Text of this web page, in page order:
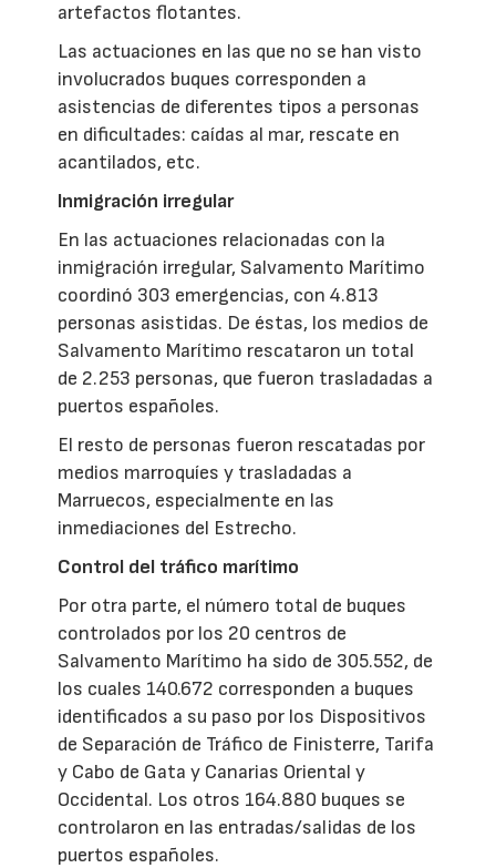
artefactos flotantes.
Las actuaciones en las que no se han visto
involucrados buques corresponden a
asistencias de diferentes tipos a personas
en dificultades: caídas al mar, rescate en
acantilados, etc.
Inmigración irregular
En las actuaciones relacionadas con la
inmigración irregular, Salvamento Marítimo
coordinó 303 emergencias, con 4.813
personas asistidas. De éstas, los medios de
Salvamento Marítimo rescataron un total
de 2.253 personas, que fueron trasladadas a
puertos españoles.
El resto de personas fueron rescatadas por
medios marroquíes y trasladadas a
Marruecos, especialmente en las
inmediaciones del Estrecho.
Control del tráfico marítimo
Por otra parte, el número total de buques
controlados por los 20 centros de
Salvamento Marítimo ha sido de 305.552, de
los cuales 140.672 corresponden a buques
identificados a su paso por los Dispositivos
de Separación de Tráfico de Finisterre, Tarifa
y Cabo de Gata y Canarias Oriental y
Occidental. Los otros 164.880 buques se
controlaron en las entradas/salidas de los
puertos españoles.